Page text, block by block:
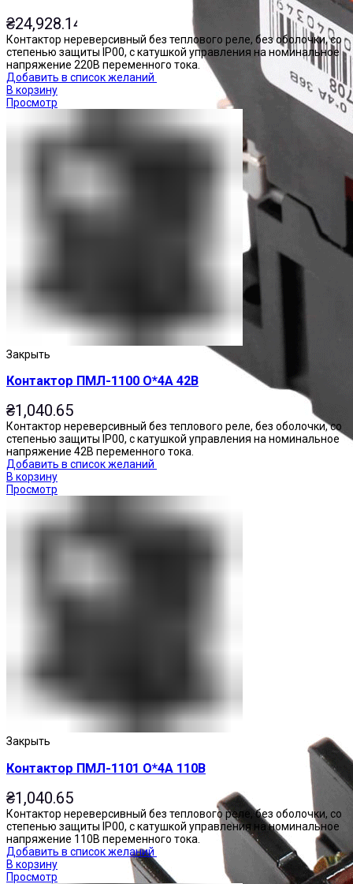
Реле промежуточные
₴24,928.14
Контактор нереверсивный без теплового реле, без оболочки, со
степенью защиты IP00, с катушкой управления на номинальное
напряжение 220В переменного тока.
Добавить в список желаний
В корзину
Просмотр
Закрыть
Контактор ПМЛ-1100 О*4А 42В
₴1,040.65
Контактор нереверсивный без теплового реле, без оболочки, со
степенью защиты IP00, с катушкой управления на номинальное
напряжение 42В переменного тока.
Добавить в список желаний
В корзину
Просмотр
Закрыть
Контактор ПМЛ-1101 О*4А 110В
₴1,040.65
Контактор нереверсивный без теплового реле, без оболочки, со
степенью защиты IP00, с катушкой управления на номинальное
напряжение 110В переменного тока.
Добавить в список желаний
В корзину
Просмотр